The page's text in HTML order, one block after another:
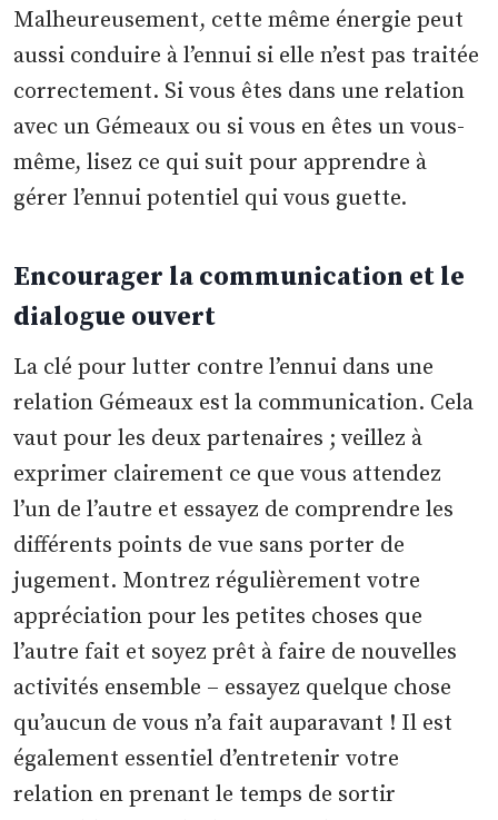
Malheureusement, cette même énergie peut
aussi conduire à l’ennui si elle n’est pas traitée
correctement. Si vous êtes dans une relation
avec un Gémeaux ou si vous en êtes un vous-
même, lisez ce qui suit pour apprendre à
gérer l’ennui potentiel qui vous guette.
Encourager la communication et le
dialogue ouvert
La clé pour lutter contre l’ennui dans une
relation Gémeaux est la communication. Cela
vaut pour les deux partenaires ; veillez à
exprimer clairement ce que vous attendez
l’un de l’autre et essayez de comprendre les
différents points de vue sans porter de
jugement. Montrez régulièrement votre
appréciation pour les petites choses que
l’autre fait et soyez prêt à faire de nouvelles
activités ensemble – essayez quelque chose
qu’aucun de vous n’a fait auparavant ! Il est
également essentiel d’entretenir votre
relation en prenant le temps de sortir